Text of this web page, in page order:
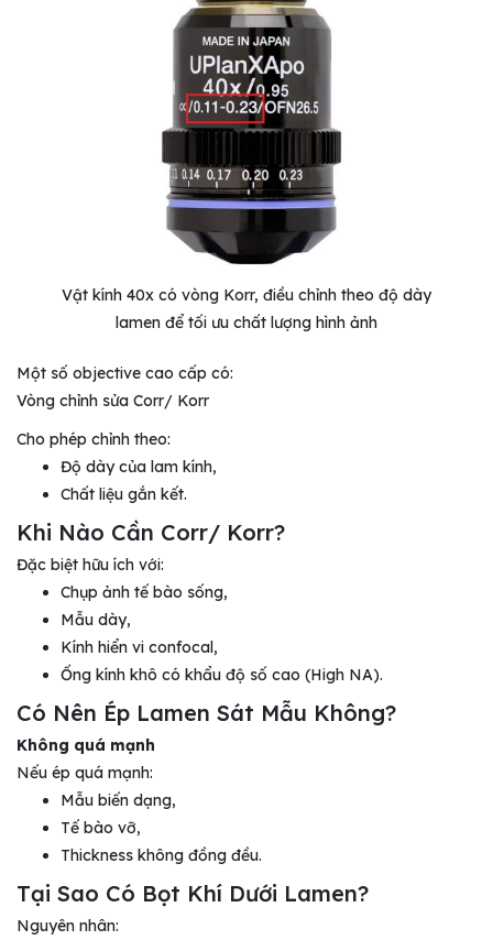
Vật kính 40x có vòng Korr, điều chỉnh theo độ dày
lamen để tối ưu chất lượng hình ảnh
Một số objective cao cấp có:
Vòng chỉnh sửa Corr/ Korr
Cho phép chỉnh theo:
Độ dày của lam kính,
Chất liệu gắn kết.
Khi Nào Cần Corr/ Korr?
Đặc biệt hữu ích với:
Chụp ảnh tế bào sống,
Mẫu dày,
Kính hiển vi confocal,
Ống kính khô có khẩu độ số cao (High NA).
Có Nên Ép Lamen Sát Mẫu Không?
Không quá mạnh
Nếu ép quá mạnh:
Mẫu biến dạng,
Tế bào vỡ,
Thickness không đồng đều.
Tại Sao Có Bọt Khí Dưới Lamen?
Nguyên nhân: